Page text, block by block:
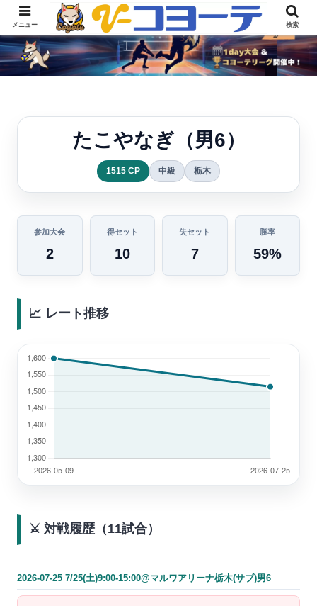
たこやなぎ（男6）
1515 CP 中級 栃木
参加大会
2
得セット
10
失セット
7
勝率
59%
📈 レート推移
⚔️ 対戦履歴（11試合）
2026-07-25 7/25(土)9:00-15:00@マルワアリーナ栃木(サブ)男6
メニュー 検索